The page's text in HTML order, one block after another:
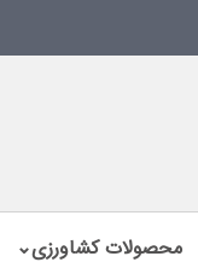
محصولات کشاورزی⌄